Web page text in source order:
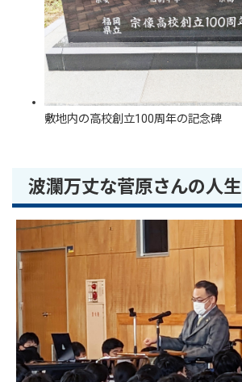
敷地内の高校創立100周年の記念碑
波瀾万丈な菅原さんの人生